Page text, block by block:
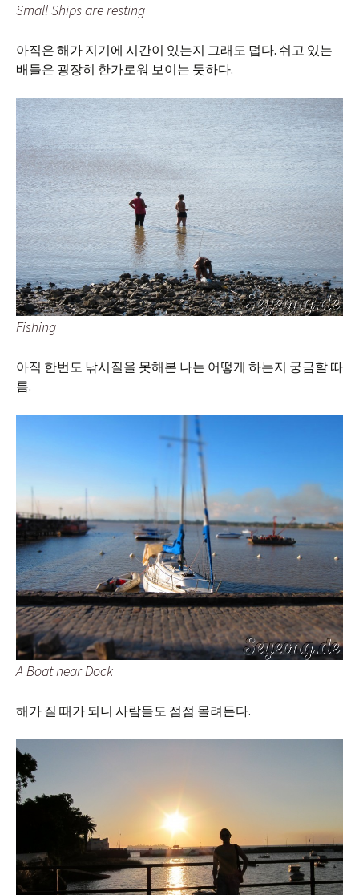
Small Ships are resting
아직은 해가 지기에 시간이 있는지 그래도 덥다. 쉬고 있는
배들은 굉장히 한가로워 보이는 듯하다.
Fishing
아직 한번도 낚시질을 못해본 나는 어떻게 하는지 궁금할 따
름.
A Boat near Dock
해가 질 때가 되니 사람들도 점점 몰려든다.